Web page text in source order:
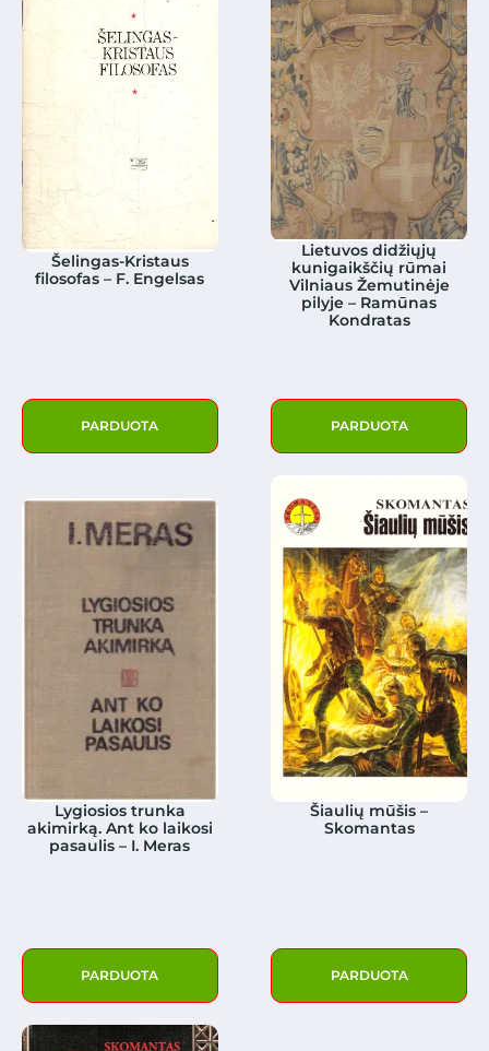
Šelingas-Kristaus
filosofas – F. Engelsas
PARDUOTA
Lietuvos didžiųjų
kunigaikščių rūmai
Vilniaus Žemutinėje
pilyje – Ramūnas
Kondratas
PARDUOTA
Lygiosios trunka
akimirką. Ant ko laikosi
pasaulis – I. Meras
PARDUOTA
Šiaulių mūšis –
Skomantas
PARDUOTA